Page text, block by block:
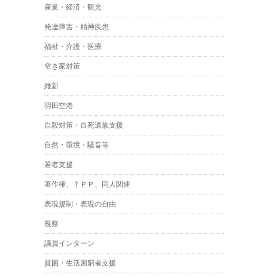
産業・経済・観光
発達障害・精神疾患
福祉・介護・医療
空き家対策
維新
羽田空港
自殺対策・自死遺族支援
自然・環境・騒音等
若者支援
著作権、ＴＰＰ、同人関連
表現規制・表現の自由
視察
議員インターン
貧困・生活困窮者支援